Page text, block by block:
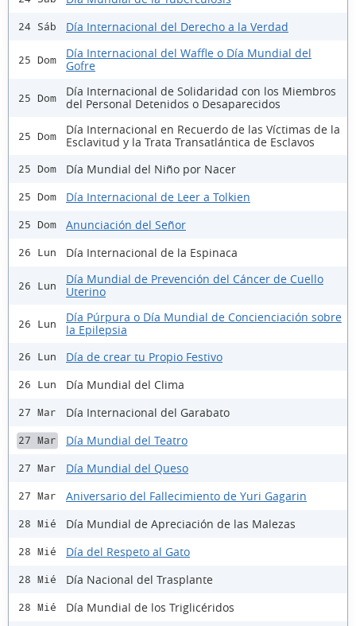
24 Sáb Día Internacional del Derecho a la Verdad
25 Dom
Día Internacional del Waffle o Día Mundial del
Gofre
25 Dom
Día Internacional de Solidaridad con los Miembros
del Personal Detenidos o Desaparecidos
25 Dom
Día Internacional en Recuerdo de las Víctimas de la
Esclavitud y la Trata Transatlántica de Esclavos
25 Dom Día Mundial del Niño por Nacer
25 Dom Día Internacional de Leer a Tolkien
25 Dom Anunciación del Señor
26 Lun Día Internacional de la Espinaca
26 Lun
Día Mundial de Prevención del Cáncer de Cuello
Uterino
26 Lun
Día Púrpura o Día Mundial de Concienciación sobre
la Epilepsia
26 Lun Día de crear tu Propio Festivo
26 Lun Día Mundial del Clima
27 Mar Día Internacional del Garabato
27 Mar Día Mundial del Teatro
27 Mar Día Mundial del Queso
27 Mar Aniversario del Fallecimiento de Yuri Gagarin
28 Mié Día Mundial de Apreciación de las Malezas
28 Mié Día del Respeto al Gato
28 Mié Día Nacional del Trasplante
28 Mié Día Mundial de los Triglicéridos